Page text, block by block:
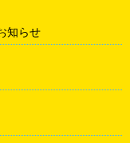
知らせ